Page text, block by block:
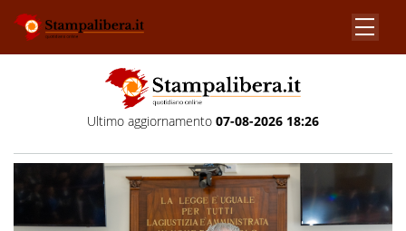
Ultimo aggiornamento 07-08-2026 18:26